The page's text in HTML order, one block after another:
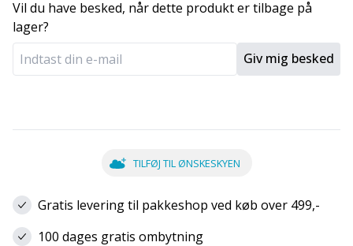
Vil du have besked, når dette produkt er tilbage på
lager?
Giv mig besked
TILFØJ TIL ØNSKESKYEN
Gratis levering til pakkeshop ved køb over 499,-
100 dages gratis ombytning